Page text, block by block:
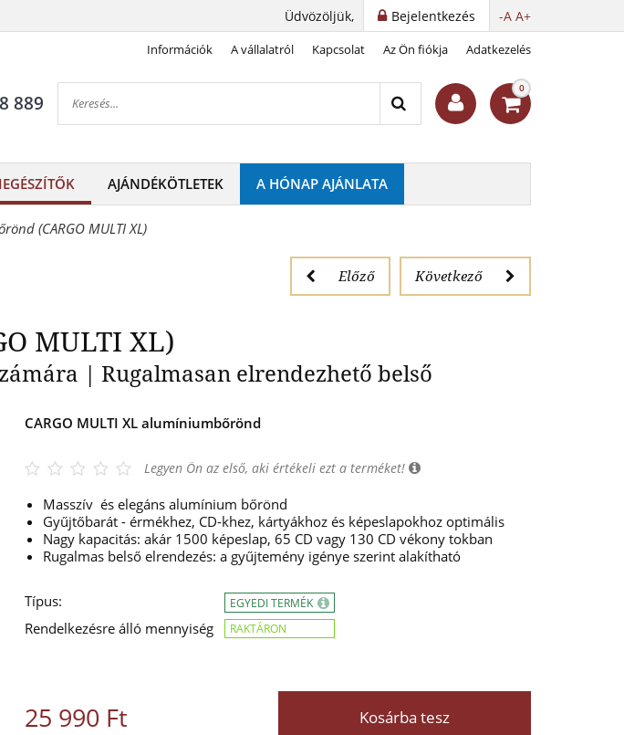
-A A+
Bejelentkezés
Üdvözöljük,
Információk A vállalatról Kapcsolat Az Ön fiókja Adatkezelés
889
0
AJÁNDÉKÖTLETEK A HÓNAP AJÁNLATA
(CARGO MULTI XL)
Következő
Előző
MULTI XL)
| Rugalmasan elrendezhető belső
CARGO MULTI XL alumíniumbőrönd
Legyen Ön az első, aki értékeli ezt a terméket!
Masszív és elegáns alumínium bőrönd
Gyűjtőbarát - érmékhez, CD-khez, kártyákhoz és képeslapokhoz optimális
Nagy kapacitás: akár 1500 képeslap, 65 CD vagy 130 CD vékony tokban
Rugalmas belső elrendezés: a gyűjtemény igénye szerint alakítható
Típus:
Rendelkezésre álló mennyiség
EGYEDI TERMÉK
RAKTÁRON
25 990 Ft Kosárba tesz
(CARGO MULTI XL)